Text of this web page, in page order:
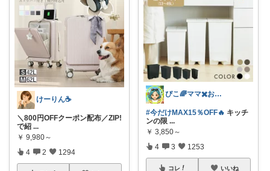
けーりん☕️
＼800円OFFクーポン配布／ZIP!
で紹 ...
￥ 9,980～
4 2 1294
ぴこ🌈ママ✖️お洒落✖️お得
#今だけMAX15％OFF🔥 キッチ
ンの限 ...
￥ 3,850～
4 3 1253
コレ いいね